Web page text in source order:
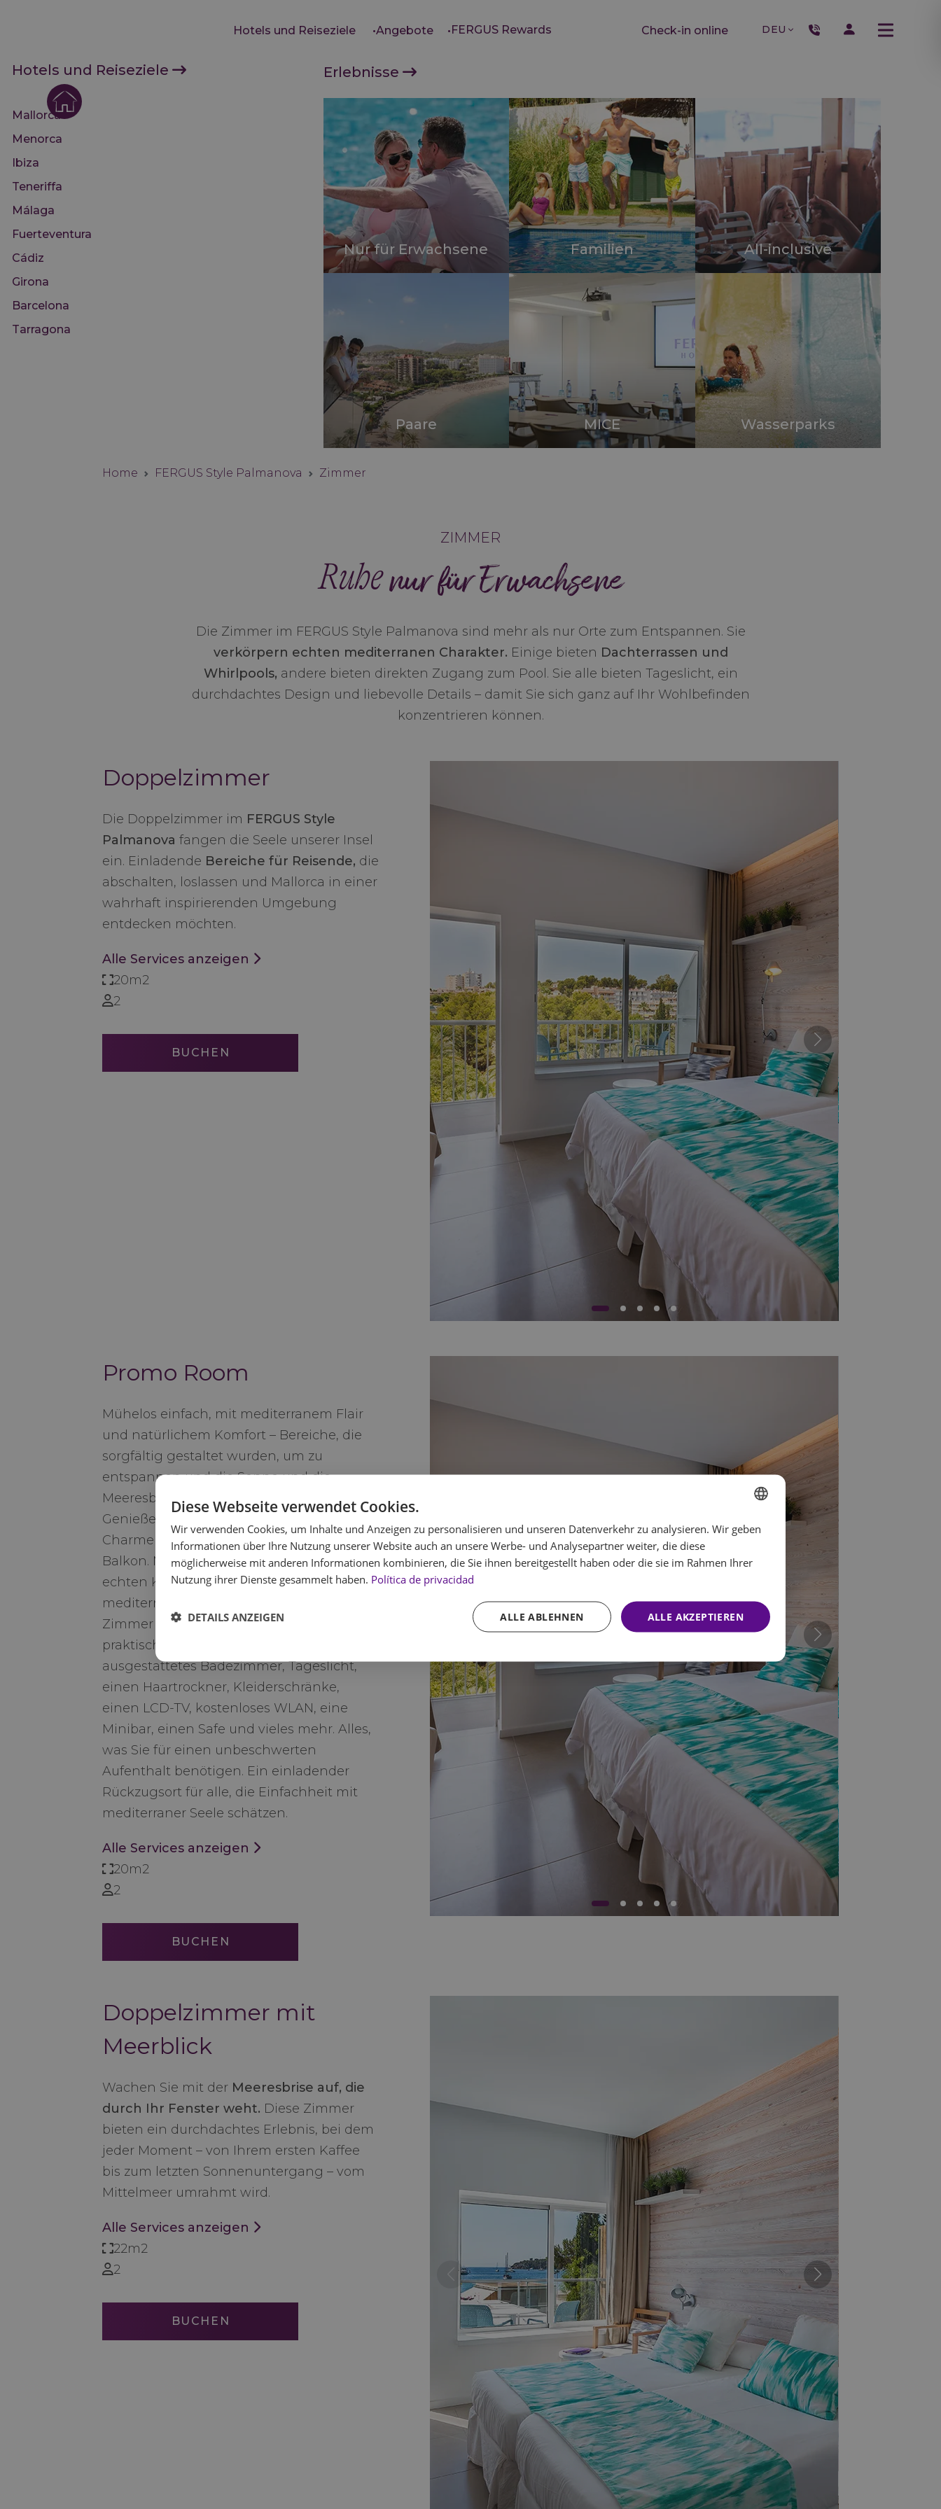
Hotels und Reiseziele Angebote FERGUS Rewards Check-in online DEU
Hotels und Reiseziele
Mallorca
Menorca
Ibiza
Teneriffa
Málaga
Fuerteventura
Cádiz
Girona
Barcelona
Tarragona
Erlebnisse
Nur für Erwachsene Familien All-inclusive
Paare MICE Wasserparks
Home FERGUS Style Palmanova Zimmer
ZIMMER
Ruhenur für Erwachsene
Die Zimmer im FERGUS Style Palmanova sind mehr als nur Orte zum Entspannen. Sie
verkörpern echten mediterranen Charakter. Einige bieten Dachterrassen und
Whirlpools, andere bieten direkten Zugang zum Pool. Sie alle bieten Tageslicht, ein
durchdachtes Design und liebevolle Details – damit Sie sich ganz auf Ihr Wohlbefinden
konzentrieren können.
Doppelzimmer
Die Doppelzimmer im FERGUS Style
Palmanova fangen die Seele unserer Insel
ein. Einladende Bereiche für Reisende, die
abschalten, loslassen und Mallorca in einer
wahrhaft inspirierenden Umgebung
entdecken möchten.
Alle Services anzeigen
20m2
2
BUCHEN
Promo Room
Mühelos einfach, mit mediterranem Flair
und natürlichem Komfort – Bereiche, die
sorgfältig gestaltet wurden, um zu
entspannen und die Sonne und die
Meeresbrise zu genießen. Zimmer:
Genießen Sie den unkomplizierten
Charme unserer Promo Zimmer ohne
Balkon. Maßgeschneidert für Reisende, die
echten Komfort in einer ruhigen
mediterranen Umgebung suchen. Diese
Zimmer bieten ein gemütliches,
praktisches Ambiente sowie ein voll
ausgestattetes Badezimmer, Tageslicht,
einen Haartrockner, Kleiderschränke,
einen LCD-TV, kostenloses WLAN, eine
Minibar, einen Safe und vieles mehr. Alles,
was Sie für einen unbeschwerten
Aufenthalt benötigen. Ein einladender
Rückzugsort für alle, die Einfachheit mit
mediterraner Seele schätzen.
Alle Services anzeigen
20m2
2
BUCHEN
Doppelzimmer mit
Meerblick
Wachen Sie mit der Meeresbrise auf, die
durch Ihr Fenster weht. Diese Zimmer
bieten ein durchdachtes Erlebnis, bei dem
jeder Moment – von Ihrem ersten Kaffee
bis zum letzten Sonnenuntergang – vom
Mittelmeer umrahmt wird.
Alle Services anzeigen
22m2
2
BUCHEN
SPANISH
GERMAN
Diese Webseite verwendet Cookies.
Wir verwenden Cookies, um Inhalte und Anzeigen zu personalisieren und unseren Datenverkehr zu analysieren. Wir geben
Informationen über Ihre Nutzung unserer Website auch an unsere Werbe- und Analysepartner weiter, die diese
möglicherweise mit anderen Informationen kombinieren, die Sie ihnen bereitgestellt haben oder die sie im Rahmen Ihrer
Nutzung ihrer Dienste gesammelt haben. Política de privacidad
ALLE AKZEPTIEREN
ALLE ABLEHNEN
DETAILS ANZEIGEN